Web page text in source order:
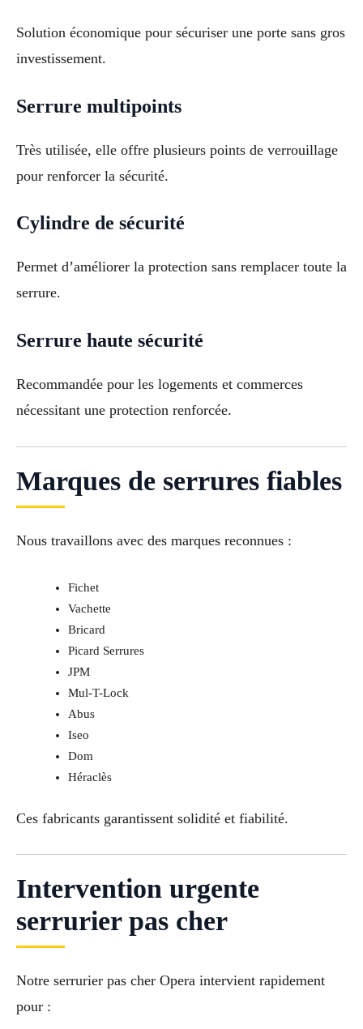
Solution économique pour sécuriser une porte sans gros
investissement.
Serrure multipoints
Très utilisée, elle offre plusieurs points de verrouillage
pour renforcer la sécurité.
Cylindre de sécurité
Permet d’améliorer la protection sans remplacer toute la
serrure.
Serrure haute sécurité
Recommandée pour les logements et commerces
nécessitant une protection renforcée.
Marques de serrures fiables
Nous travaillons avec des marques reconnues :
Fichet
Vachette
Bricard
Picard Serrures
JPM
Mul-T-Lock
Abus
Iseo
Dom
Héraclès
Ces fabricants garantissent solidité et fiabilité.
Intervention urgente
serrurier pas cher
Notre serrurier pas cher Opera intervient rapidement
pour :